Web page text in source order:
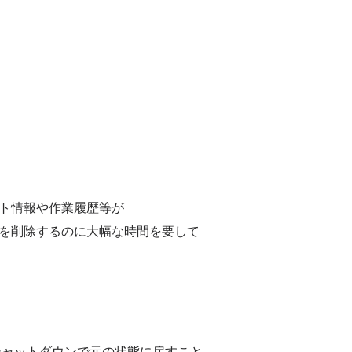
情報や作業履歴等が
削除するのに大幅な時間を要して